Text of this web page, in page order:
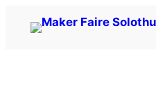
Inhalt